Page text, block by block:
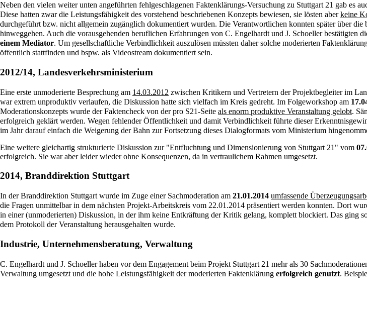
Neben den vielen weiter unten angeführten fehlgeschlagenen Faktenklärungs-Versuchung zu Stuttgart 21 gab es
Diese hatten zwar die Leistungsfähigkeit des vorstehend beschriebenen Konzepts bewiesen, sie lösten aberkeine
durchgeführt bzw. nicht allgemein zugänglich dokumentiert wurden. Die Verantwortlichen konnten später über die
hinweggehen. Auch die vorausgehenden beruflichen Erfahrungen von C. Engelhardt und J. Schoeller bestätigten
einem Mediator. Um gesellschaftliche Verbindlichkeit auszulösen müssten daher solche moderierten
öffentlich stattfinden und bspw. als Videostream dokumentiert sein.
2012/14, Landesverkehrsministerium
Eine erste unmoderierte Besprechung am 14.03.2012 zwischen Kritikern und Vertretern der Projektbegleiter im
war extrem unproduktiv verlaufen, die Diskussion hatte sich vielfach im Kreis gedreht. Im Folgeworkshop am
Moderationskonzepts wurde der Faktencheck von der pro S21-Seite als enorm produktive Veranstaltung gelobt.
erfolgreich geklärt werden. Wegen fehlender Öffentlichkeit und damit Verbindlichkeit führte dieser
im Jahr darauf einfach die Weigerung der Bahn zur Fortsetzung dieses Dialogformats vom Ministerium
Eine weitere gleichartig strukturierte Diskussion zur "Entfluchtung und Dimensionierung von Stuttgart 21" vom
erfolgreich. Sie war aber leider wieder ohne Konsequenzen, da in vertraulichem Rahmen umgesetzt.
2014, Branddirektion Stuttgart
In der Branddirektion Stuttgart wurde im Zuge einer Sachmoderation am 21.01.2014 umfassende
die Fragen unmittelbar in dem nächsten Projekt-Arbeitskreis vom 22.01.2014 präsentiert werden konnten. Dort
in einer (unmoderierten) Diskussion, in der ihm keine Entkräftung der Kritik gelang, komplett blockiert. Das ging
dem Protokoll der Veranstaltung herausgehalten wurde.
Industrie, Unternehmensberatung, Verwaltung
C. Engelhardt und J. Schoeller haben vor dem Engagement beim Projekt Stuttgart 21 mehr als 30
Verwaltung umgesetzt und die hohe Leistungsfähigkeit der moderierten Faktenklärung erfolgreich genutzt.